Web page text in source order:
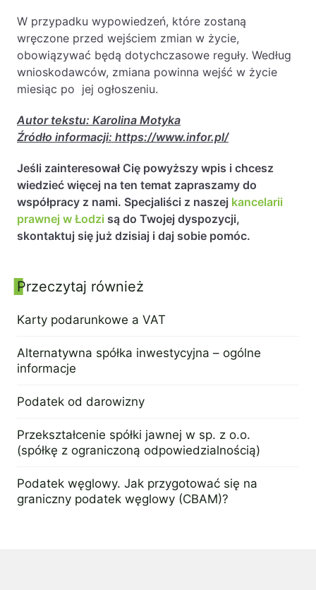
Przekształcenia spółek
Przygotowywanie umów w obrocie
międzynarodowym
Rejestracja spółek prawa handlowego
Legalizacja pobytu i pracy cudzoziemców
Księgowość
Kontakt
PL EN FR
W przypadku wypowiedzeń, które zostaną
wręczone przed wejściem zmian w życie,
obowiązywać będą dotychczasowe reguły. Według
wnioskodawców, zmiana powinna wejść w życie
miesiąc po jej ogłoszeniu.
Autor tekstu: Karolina Motyka
Źródło informacji: https://www.infor.pl/
Jeśli zainteresował Cię powyższy wpis i chcesz
wiedzieć więcej na ten temat zapraszamy do
współpracy z nami. Specjaliści z naszej kancelarii
prawnej w Łodzi są do Twojej dyspozycji,
skontaktuj się już dzisiaj i daj sobie pomóc.
Panel boczny
Przeczytaj również
Karty podarunkowe a VAT
Alternatywna spółka inwestycyjna – ogólne
informacje
Podatek od darowizny
Przekształcenie spółki jawnej w sp. z o.o.
(spółkę z ograniczoną odpowiedzialnością)
Podatek węglowy. Jak przygotować się na
graniczny podatek węglowy (CBAM)?